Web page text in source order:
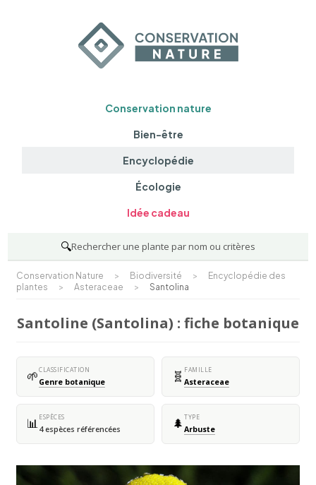
Conservation nature
Bien-être
Encyclopédie
Écologie
Idée cadeau
🔍Rechercher une plante par nom ou critères
Conservation Nature > Biodiversité >
Encyclopédie des
plantes
> Asteraceae > Santolina
Santoline (Santolina) : fiche botanique
🌱CLASSIFICATION
Genre botanique 🧬 FAMILLE
Asteraceae
📊ESPÈCES
4 espèces référencées 🌲 TYPE
Arbuste